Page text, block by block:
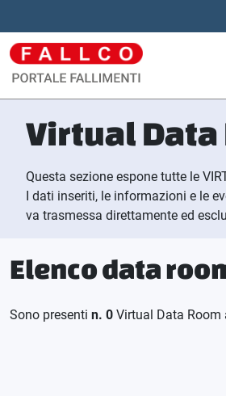
Virtual Data
Questa sezione espone tutte le
I dati inseriti, le informazioni e le
va trasmessa direttamente ed
Elenco data
Sono presenti n. 0 Virtual Data Room